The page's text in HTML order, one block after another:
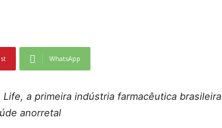
WhatsApp
a primeira indústria farmacêutica brasileira
anorretal